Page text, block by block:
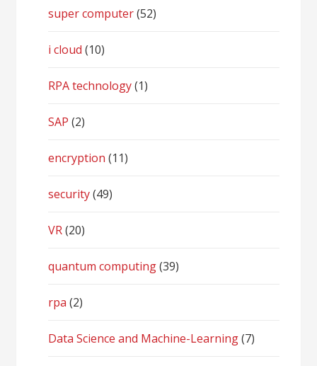
super computer(52)
i cloud (10)
RPA technology(1)
SAP (2)
encryption (11)
security(49)
VR(20)
quantum computing(39)
rpa (2)
Data Science and Machine-Learning(7)